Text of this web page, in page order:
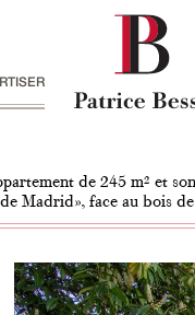
de 245 m² et
Madrid», face au bois